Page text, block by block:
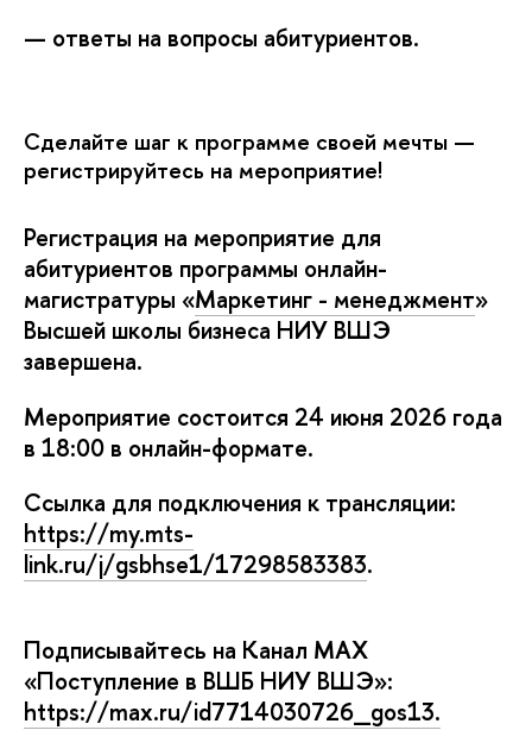
— ответы на вопросы абитуриентов.
Сделайте шаг к программе своей мечты —
регистрируйтесь на мероприятие!
Регистрация на мероприятие для
абитуриенто программы онлайн-
магистратуры «Маркетинг - менеджмент»
ысшей школы бизнеса НИУ ВШЭ
завершена.
Мероприятие состоится 24 июня 2026 года
18:00 в онлайн-формате.
Ссылка для подключения к трансляции:
https://my.mts-
link.ru/j/gsbhse1/17298583383.
Подписывайтесь на Канал MAX
«Поступление в ВШБ НИУ ВШЭ»:
https://max.ru/id7714030726_gos13.